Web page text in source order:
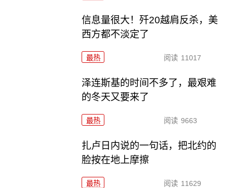
信息量很大！歼20越肩反杀，美
西方都不淡定了
最热 阅读 11017
泽连斯基的时间不多了，最艰难
的冬天又要来了
最热 阅读 9663
扎卢日内说的一句话，把北约的
脸按在地上摩擦
最热 阅读 11629